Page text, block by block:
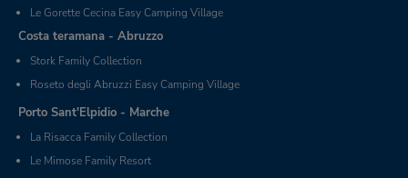
Le Gorette Cecina Easy Camping Village
Costa teramana - Abruzzo
Stork Family Collection
Roseto degli Abruzzi Easy Camping Village
Porto Sant'Elpidio - Marche
La Risacca Family Collection
Le Mimose Family Resort